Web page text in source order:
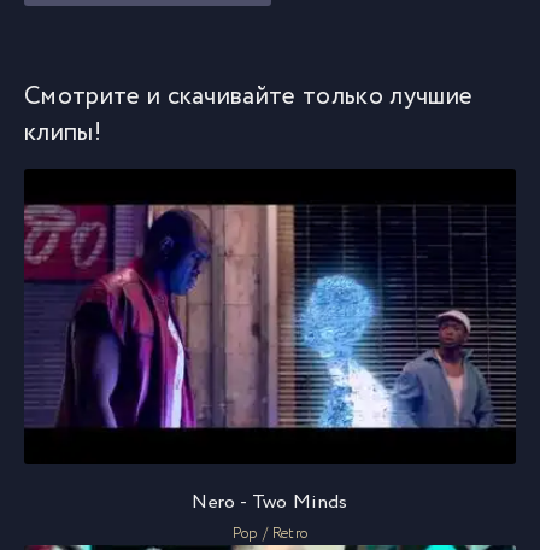
Смотрите и скачивайте только лучшие
клипы!
Nero - Two Minds
Pop / Retro